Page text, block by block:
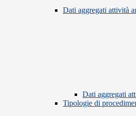
Dati aggregati attività
Dati aggregati
Tipologie di